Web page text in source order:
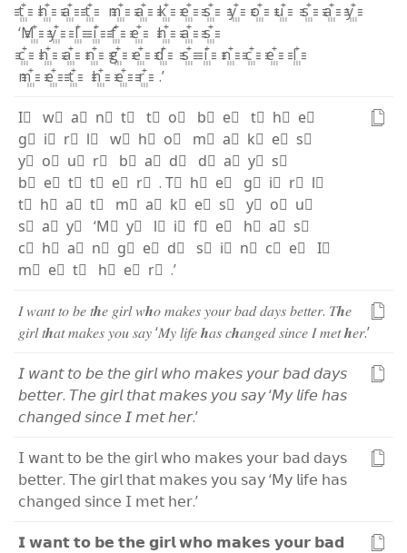
t꙲ h꙲a꙲t꙲ m꙲a꙲k꙲e꙲s꙲ y꙲ o꙲ u꙲ s꙲a꙲y꙲
‘M꙲y꙲ l꙲i꙲f꙲e꙲ h꙲a꙲s꙲
c꙲ h꙲a꙲ n꙲ g꙲e꙲d꙲ s꙲i꙲ n꙲c꙲e꙲ I꙲
m꙲e꙲t꙲ h꙲e꙲r꙲ .’
I⃫ w⃫ a⃫ n⃫ t⃫ t⃫ o⃫ b⃫ e⃫ t⃫ h⃫ e⃫
g⃫ i⃫ r⃫ l⃫ w⃫ h⃫ o⃫ m⃫ a⃫ k⃫ e⃫ s⃫
y⃫ o⃫ u⃫ r⃫ b⃫ a⃫ d⃫ d⃫ a⃫ y⃫ s⃫
b⃫ e⃫ t⃫ t⃫ e⃫ r⃫ . T⃫ h⃫ e⃫ g⃫ i⃫ r⃫ l⃫
t⃫ h⃫ a⃫ t⃫ m⃫ a⃫ k⃫ e⃫ s⃫ y⃫ o⃫ u⃫
s⃫ a⃫ y⃫ ‘M⃫ y⃫ l⃫ i⃫ f⃫ e⃫ h⃫ a⃫ s⃫
c⃫ h⃫ a⃫ n⃫ g⃫ e⃫ d⃫ s⃫ i⃫ n⃫ c⃫ e⃫
I⃫
m⃫ e⃫ t⃫ h⃫ e⃫ r⃫ .’
𝐼𝑤𝑎𝑛𝑡𝑡𝑜𝑏𝑒𝑡𝒉𝑒 𝑔𝑖𝑟𝑙𝑤𝒉𝑜𝑚𝑎𝑘𝑒𝑠𝑦𝑜𝑢𝑟𝑏𝑎𝑑𝑑𝑎𝑦𝑠𝑏𝑒𝑡𝑡𝑒𝑟. 𝑇𝒉𝑒
𝑔𝑖𝑟𝑙𝑡𝒉𝑎𝑡𝑚𝑎𝑘𝑒𝑠𝑦𝑜𝑢𝑠𝑎𝑦‘𝑀𝑦𝑙𝑖𝑓𝑒𝒉𝑎𝑠𝑐𝒉𝑎𝑛𝑔𝑒𝑑𝑠𝑖𝑛𝑐𝑒𝐼𝑚𝑒𝑡𝒉𝑒𝑟.’
𝘐 𝘸𝘢𝘯𝘵 𝘵𝘰 𝘣𝘦 𝘵𝘩𝘦 𝘨𝘪𝘳𝘭 𝘸𝘩𝘰 𝘮𝘢𝘬𝘦𝘴 𝘺𝘰𝘶𝘳𝘣𝘢𝘥𝘥𝘢𝘺𝘴
𝘣𝘦𝘵𝘵𝘦𝘳. 𝘛𝘩𝘦 𝘨𝘪𝘳𝘭 𝘵𝘩𝘢𝘵𝘮𝘢𝘬𝘦𝘴 𝘺𝘰𝘶𝘴𝘢𝘺‘𝘔𝘺 𝘭𝘪𝘧𝘦 𝘩𝘢𝘴
𝘤𝘩𝘢𝘯𝘨𝘦𝘥𝘴𝘪𝘯𝘤𝘦 𝘐𝘮𝘦𝘵𝘩𝘦𝘳.’
𝖨 𝗐𝖺𝗇𝗍𝗍𝗈 𝖻𝖾 𝗍𝗁𝖾 𝗀𝗂𝗋𝗅𝗐𝗁𝗈 𝗆𝖺𝗄𝖾𝗌𝗒𝗈𝗎𝗋 𝖻𝖺𝖽 𝖽𝖺𝗒𝗌
𝖻𝖾𝗍𝗍𝖾𝗋. 𝖳𝗁𝖾 𝗀𝗂𝗋𝗅𝗍𝗁𝖺𝗍 𝗆𝖺𝗄𝖾𝗌𝗒𝗈𝗎 𝗌𝖺𝗒‘𝖬𝗒 𝗅𝗂𝖿𝖾 𝗁𝖺𝗌
𝖼𝗁𝖺𝗇𝗀𝖾𝖽 𝗌𝗂𝗇𝖼𝖾 𝖨 𝗆𝖾𝗍 𝗁𝖾𝗋.’
𝗜𝘄𝗮𝗻𝘁𝘁𝗼 𝗯𝗲 𝘁𝗵𝗲 𝗴𝗶𝗿𝗹𝘄𝗵𝗼 𝗺𝗮𝗸𝗲𝘀 𝘆𝗼𝘂𝗿 𝗯𝗮𝗱